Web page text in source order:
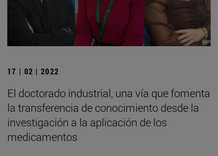
17 | 02 | 2022
El doctorado industrial, una vía que fomenta
la transferencia de conocimiento desde la
investigación a la aplicación de los
medicamentos